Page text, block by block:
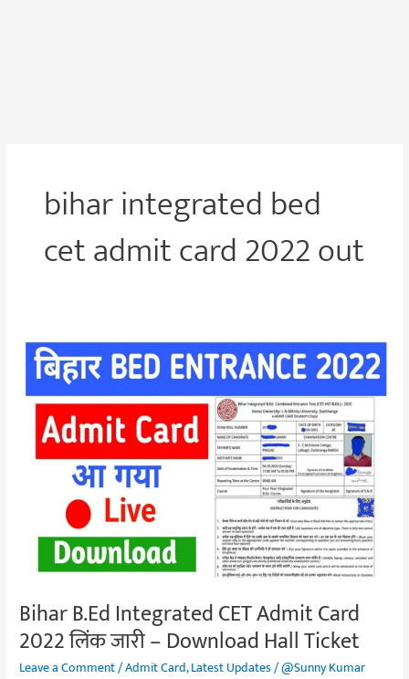
bihar integrated bed
cet admit card 2022 out
Bihar B.Ed Integrated CET Admit Card
2022 लिंक जारी – Download Hall Ticket
Leave a Comment/Admit Card,Latest Updates/@Sunny Kumar
Bihar
B.Ed
Integrated
Admit
Card
Download
Ticket